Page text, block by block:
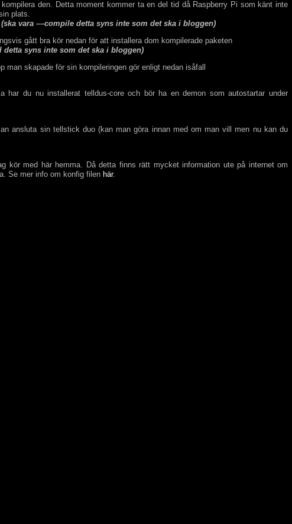
den. Detta moment kommer ta en del tid då Raspberry Pi som känt inte
plats.
vara ––compile detta syns inte som det ska i bloggen)
gått bra kör nedan för att installera dom kompilerade paketen
syns inte som det ska i bloggen)
man skapade för sin kompileringen gör enligt nedan isåfall
du nu installerat telldus-core och bör ha en demon som autostartar under
ansluta sin tellstick duo (kan man göra innan med om man vill men nu kan du
kör med här hemma. Då detta finns rätt mycket information ute på internet om
Se mer info om konfig filen här.